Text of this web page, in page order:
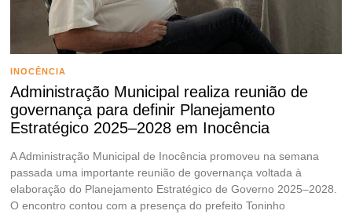
INOCÊNCIA
Administração Municipal realiza reunião de
governança para definir Planejamento
Estratégico 2025–2028 em Inocência
A Administração Municipal de Inocência promoveu na semana
passada uma importante reunião de governança voltada à
elaboração do Planejamento Estratégico de Governo 2025–2028.
O encontro contou com a presença do prefeito Toninho